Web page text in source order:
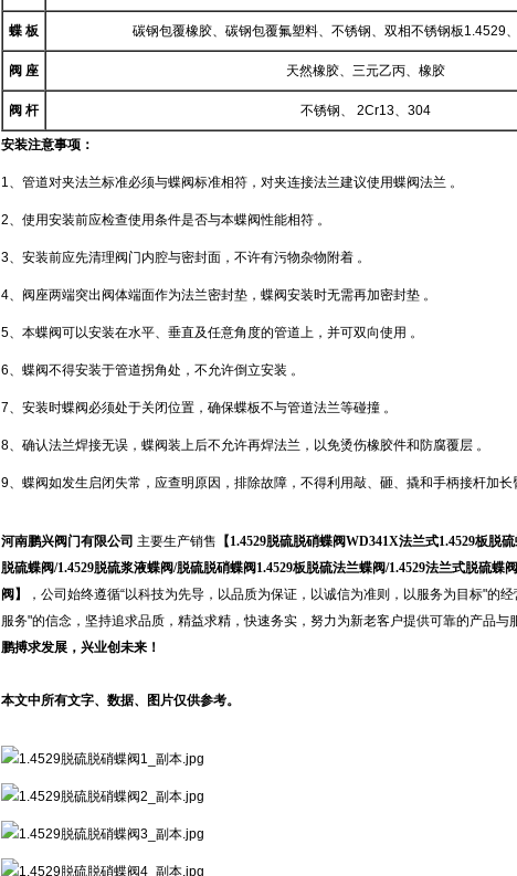
蝶 板 碳钢包覆橡胶、碳钢包覆氟塑料、不锈钢、双相不锈钢板1.4529
阀 座 天然橡胶、三元乙丙、橡胶
阀 杆 不锈钢、 2Cr13、304
安装注意事项：
1、管道对夹法兰标准必须与蝶阀标准相符，对夹连接法兰建议使用蝶阀法兰 。
2、使用安装前应检查使用条件是否与本蝶阀性能相符 。
3、安装前应先清理阀门内腔与密封面，不许有污物杂物附着 。
4、阀座两端突出阀体端面作为法兰密封垫，蝶阀安装时无需再加密封垫 。
5、本蝶阀可以安装在水平、垂直及任意角度的管道上，并可双向使用 。
6、蝶阀不得安装于管道拐角处，不允许倒立安装 。
7、安装时蝶阀必须处于关闭位置，确保蝶板不与管道法兰等碰撞 。
8、确认法兰焊接无误，蝶阀装上后不允许再焊法兰，以免烫伤橡胶件和防腐覆层 。
9、蝶阀如发生启闭失常，应查明原因，排除故障，不得利用敲、砸、撬和手柄接杆加长
河南鹏兴阀门有限公司 主要生产销售 【1.4529脱硫脱硝蝶阀WD341X法兰式1.4529板脱
脱硫蝶阀/1.4529脱硫浆液蝶阀/脱硫脱硝蝶阀1.4529板脱硫法兰蝶阀/1.4529法兰式脱硫蝶
阀 】 ， 公司始终遵循“以科技为先导，以品质为保证，以诚信为准则，以服务为目标"的
服务"的信念，坚持追求品质，精益求精，快速务实，努力为新老客户提供可靠的产品与
鹏搏求发展，兴业创未来！
本文中所有文字、数据、图片仅供参考。